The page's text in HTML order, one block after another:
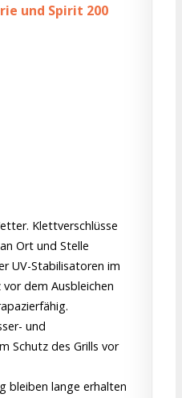
und Spirit 200
Klettverschlüsse
Ort und Stelle
UV-Stabilisatoren im
dem Ausbleichen
und
Schutz des Grills vor
bleiben lange erhalten